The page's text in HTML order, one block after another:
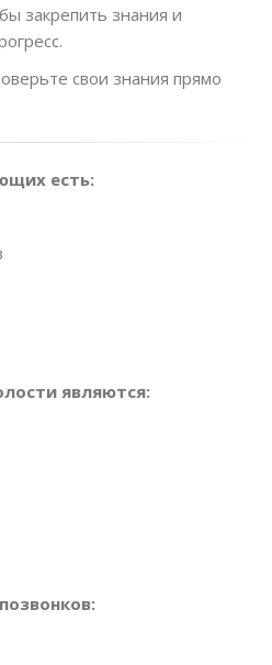
закрепить знания и
свои знания прямо
есть:
являются: